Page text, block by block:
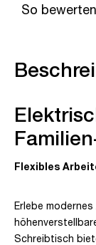
So
Flexibles
Erlebe
Schreibtisch